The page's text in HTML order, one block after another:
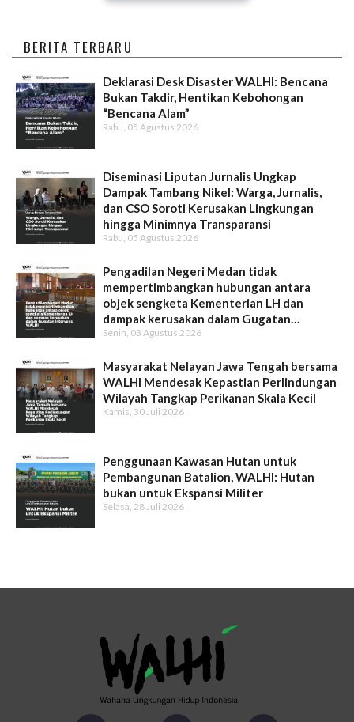
BERITA TERBARU
Deklarasi Desk Disaster WALHI: Bencana
Bukan Takdir, Hentikan Kebohongan
“Bencana Alam”
Rabu, 05 Agustus 2026
Diseminasi Liputan Jurnalis Ungkap
Dampak Tambang Nikel: Warga, Jurnalis,
dan CSO Soroti Kerusakan Lingkungan
hingga Minimnya Transparansi
Rabu, 05 Agustus 2026
Pengadilan Negeri Medan tidak
mempertimbangkan hubungan antara
objek sengketa Kementerian LH dan
dampak kerusakan dalam Gugatan
Intervensi WALHI
Senin, 03 Agustus 2026
Masyarakat Nelayan Jawa Tengah bersama
WALHI Mendesak Kepastian Perlindungan
Wilayah Tangkap Perikanan Skala Kecil
Kamis, 30 Juli 2026
Penggunaan Kawasan Hutan untuk
Pembangunan Batalion, WALHI: Hutan
bukan untuk Ekspansi Militer
Selasa, 28 Juli 2026